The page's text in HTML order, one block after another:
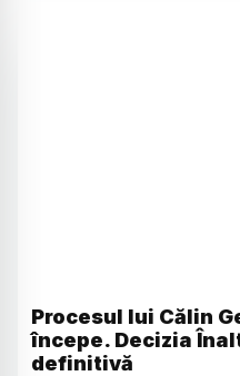
Procesul lui Călin
începe. Decizia
definitivă